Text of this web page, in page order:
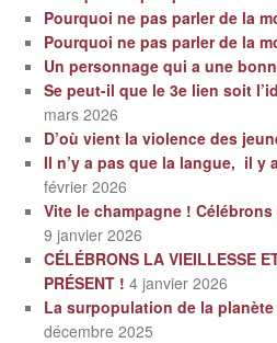
Pourquoi ne pas parler de la
Pourquoi ne pas parler de la
Un personnage qui a une
Se peut-il que le 3e lien soit
mars 2026
D’où vient la violence des
Il n’y a pas que la langue, il y
février 2026
Vite le champagne !
9 janvier 2026
CÉLÉBRONS LA VIEILLESSE
PRÉSENT ! 4 janvier 2026
La surpopulation de la
décembre 2025